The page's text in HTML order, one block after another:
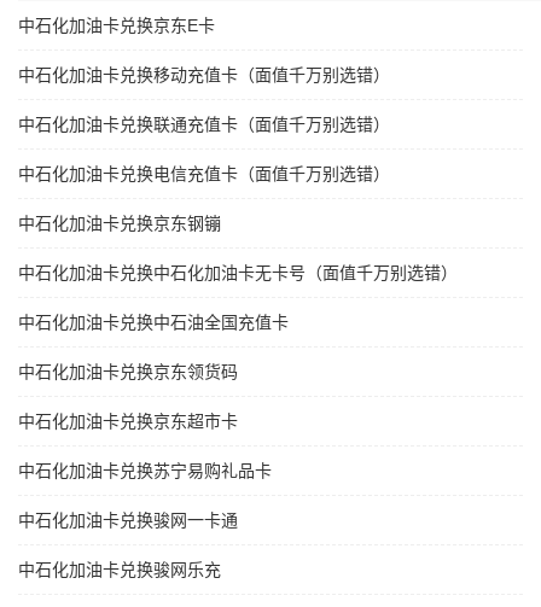
中石化加油卡兑换京东E卡
中石化加油卡兑换移动充值卡（面值千万别选错）
中石化加油卡兑换联通充值卡（面值千万别选错）
中石化加油卡兑换电信充值卡（面值千万别选错）
中石化加油卡兑换京东钢镚
中石化加油卡兑换中石化加油卡无卡号（面值千万别选错）
中石化加油卡兑换中石油全国充值卡
中石化加油卡兑换京东领货码
中石化加油卡兑换京东超市卡
中石化加油卡兑换苏宁易购礼品卡
中石化加油卡兑换骏网一卡通
中石化加油卡兑换骏网乐充